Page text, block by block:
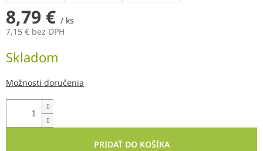
8,79 € / ks
7,15 € bez DPH
cena:
Skladom
Možnosti doručenia
PRIDAŤ DO KOŠÍKA